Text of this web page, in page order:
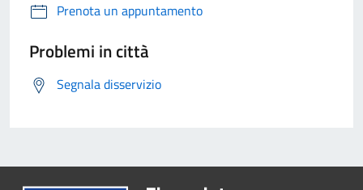
Prenota un appuntamento
Problemi in città
Segnala disservizio